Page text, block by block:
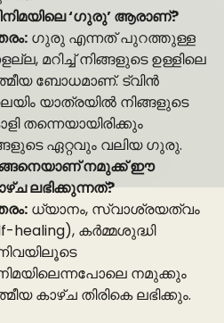
‘ഗുരു’ ആരാണ്?
ഗുരു എന്നത് പുറത്തുള്ള
മറിച്ച് നിങ്ങളുടെ ഉള്ളിലെ
ബോധമാണ്. ട്വിൻ
യാത്രയിൽ നിങ്ങളുടെ
തന്നെയായിരിക്കും
ഏറ്റവും വലിയ ഗുരു.
നമുക്ക് ഈ
ലഭിക്കുന്നത്?
ധ്യാനം, സ്വാശ്രയത്വം
healing), കർമ്മശുദ്ധി
നമുക്കും
കാഴ്ച തിരികെ ലഭിക്കും.